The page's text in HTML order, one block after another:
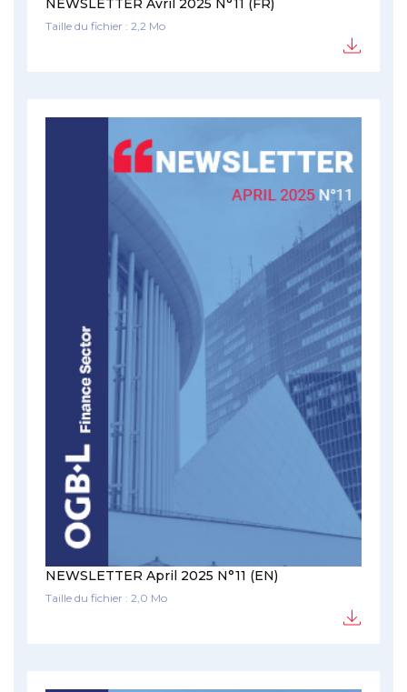
NEWSLETTER Avril 2025 N°11 (FR)
Taille du fichier : 2,2 Mo
NEWSLETTER April 2025 N°11 (EN)
Taille du fichier : 2,0 Mo